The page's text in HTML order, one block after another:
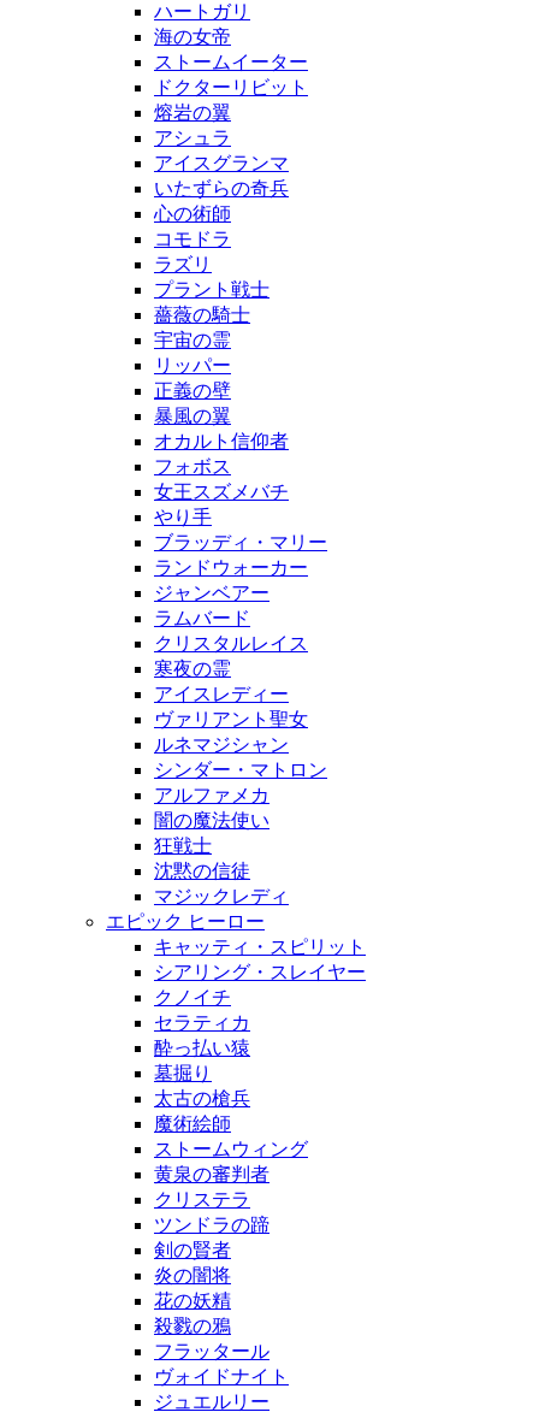
ハートガリ
海の女帝
ストームイーター
ドクターリビット
熔岩の翼
アシュラ
アイスグランマ
いたずらの奇兵
心の術師
コモドラ
ラズリ
プラント戦士
薔薇の騎士
宇宙の霊
リッパー
正義の壁
暴風の翼
オカルト信仰者
フォボス
女王スズメバチ
やり手
ブラッディ・マリー
ランドウォーカー
ジャンベアー
ラムバード
クリスタルレイス
寒夜の霊
アイスレディー
ヴァリアント聖女
ルネマジシャン
シンダー・マトロン
アルファメカ
闇の魔法使い
狂戦士
沈黙の信徒
マジックレディ
エピック ヒーロー
キャッティ・スピリット
シアリング・スレイヤー
クノイチ
セラティカ
酔っ払い猿
墓掘り
太古の槍兵
魔術絵師
ストームウィング
黄泉の審判者
クリステラ
ツンドラの蹄
剣の賢者
炎の闇将
花の妖精
殺戮の鴉
フラッタール
ヴォイドナイト
ジュエルリー